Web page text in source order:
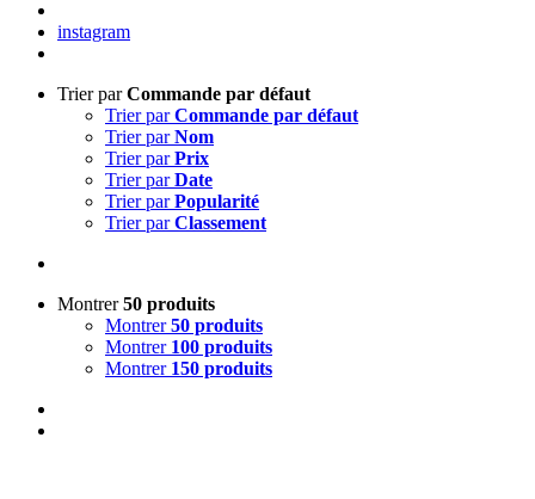
instagram
Trier parCommande par défaut
Trier parCommande par défaut
Trier parNom
Trier parPrix
Trier parDate
Trier parPopularité
Trier parClassement
Montrer50 produits
Montrer50 produits
Montrer 100 produits
Montrer 150 produits